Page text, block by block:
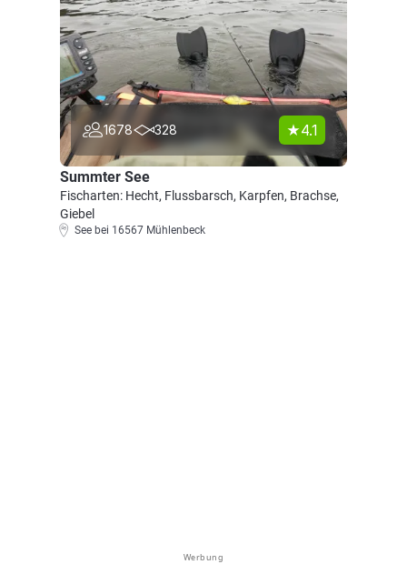
1678 328 4.1
Summter See
Fischarten: Hecht, Flussbarsch, Karpfen, Brachse,
Giebel
See bei 16567 Mühlenbeck
Werbung